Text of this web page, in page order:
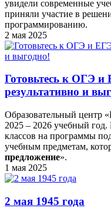
увидели современные
приняли участие в
программированию.
2 мая 2025
Готовьтесь к ОГЭ и
результативно и
Образовательный центр
2025 – 2026 учебный
классов на программы
учебным предметам,
предложение».
1 мая 2025
2 мая 1945 года